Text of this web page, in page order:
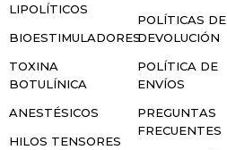
LIPOLÍTICOS
BIOESTIMULADORES
TOXINA
BOTULÍNICA
ANESTÉSICOS
HILOS TENSORES
POLÍTICAS DE
DEVOLUCIÓN
POLÍTICA DE
ENVÍOS
PREGUNTAS
FRECUENTES